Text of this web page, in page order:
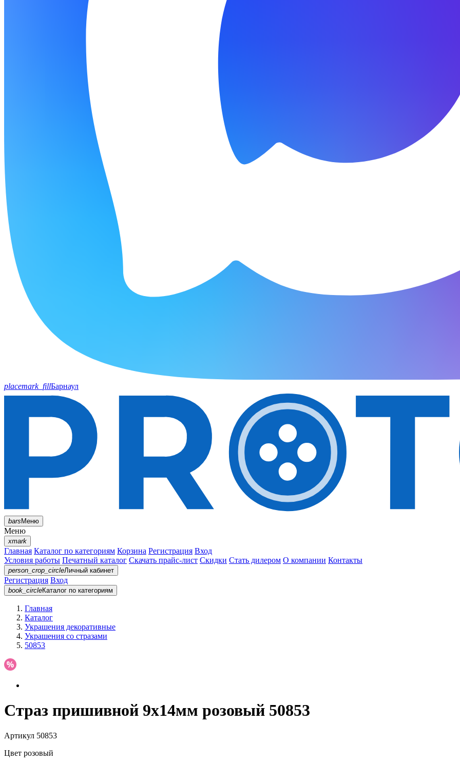
placemark_fillБарнаул
barsМеню
Меню
xmark
Главная Каталог по категориям Корзина Регистрация Вход
Условия работы Печатный каталог Скачать прайс-лист Скидки Стать дилером О компании Контакты
person_crop_circleЛичный кабинет
Регистрация Вход
book_circleКаталог по категориям
Главная
Каталог
Украшения декоративные
Украшения со стразами
50853
Страз пришивной 9х14мм розовый 50853
Артикул 50853
Цвет розовый